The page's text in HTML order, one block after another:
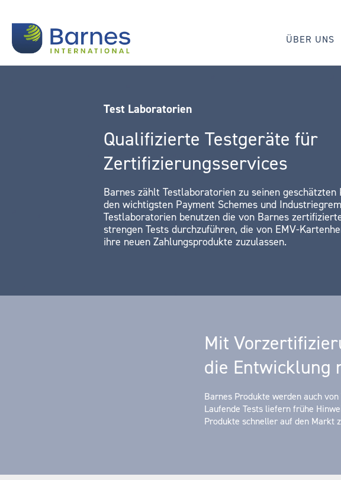
ÜBER UNS
Test Laboratorien
Qualifizierte Testgeräte für
Zertifizierungsservices
Barnes zählt Testlaboratorien zu seinen
den wichtigsten Payment Schemes und
Testlaboratorien benutzen die von Barnes
strengen Tests durchzuführen, die von EMV-
ihre neuen Zahlungsprodukte zuzulassen.
Mit
die Entwicklung
Barnes Produkte werden auch
Laufende Tests liefern frühe
Produkte schneller auf den Markt